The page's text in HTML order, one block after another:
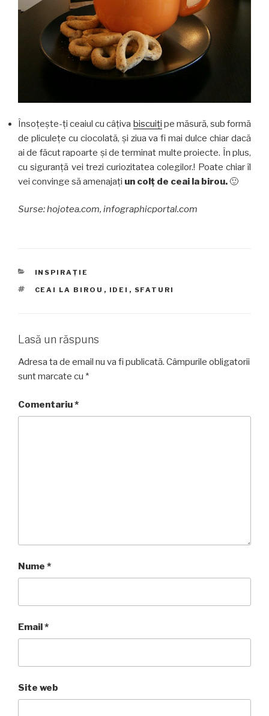
Însoţeşte-ţi ceaiul cu câţiva biscuiţi pe măsură, sub formă
de pliculeţe cu ciocolată, şi ziua va fi mai dulce chiar dacă
ai de făcut rapoarte şi de terminat multe proiecte. În plus,
cu siguranţă vei trezi curiozitatea colegilor.! Poate chiar îl
vei convinge să amenajaţi un colţ de ceai la birou. 🙂
Surse: hojotea.com, infographicportal.com
CATEGORII
INSPIRAȚIE
ETICHETE
CEAI LA BIROU , IDEI , SFATURI
Lasă un răspuns
Adresa ta de email nu va fi publicată. Câmpurile obligatorii
sunt marcate cu *
Comentariu*
Nume *
Email*
Site web